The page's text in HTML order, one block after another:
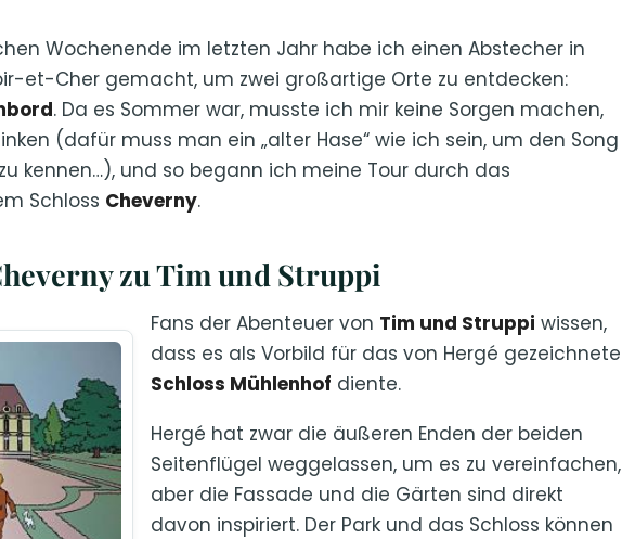
Wochenende im letzten Jahr habe ich einen Abstecher in
et-Cher gemacht, um zwei großartige Orte zu entdecken:
. Da es Sommer war, musste ich mir keine Sorgen machen,
(dafür muss man ein „alter Hase“ wie ich sein, um den Song
kennen…), und so begann ich meine Tour durch das
Schloss Cheverny.
zu Tim und Struppi
Fans der Abenteuer von Tim und Struppi wissen,
dass es als Vorbild für das von Hergé gezeichnete
Schloss Mühlenhof diente.
Hergé hat zwar die äußeren Enden der beiden
Seitenflügel weggelassen, um es zu vereinfachen,
aber die Fassade und die Gärten sind direkt
davon inspiriert. Der Park und das Schloss können